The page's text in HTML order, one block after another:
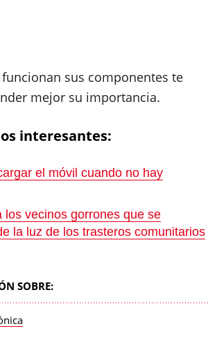
sus componentes te
mejor su importancia.
interesantes:
el móvil cuando no hay
los vecinos gorrones que se
la luz de los trasteros comunitarios
SOBRE: